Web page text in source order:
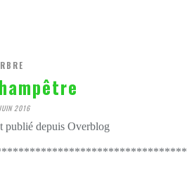
2016
publié depuis Overblog